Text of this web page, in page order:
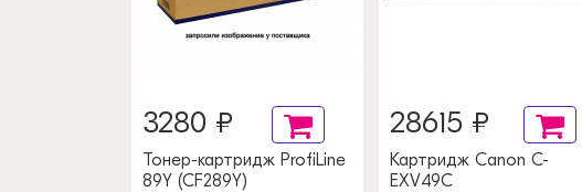
3280 ₽
Тонер-картридж ProfiLine
89Y (CF289Y)
28615 ₽
Картридж Canon C-
EXV49C